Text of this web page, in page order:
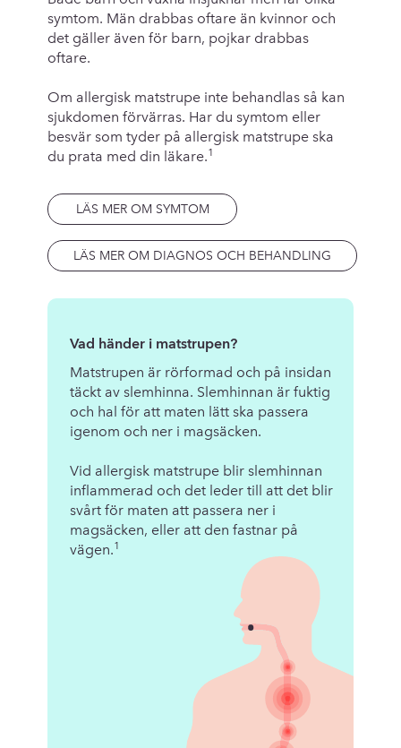
symtom. Män drabbas oftare än kvinnor och
det gäller även för barn, pojkar drabbas
oftare.
Om allergisk matstrupe inte behandlas så kan
sjukdomen förvärras. Har du symtom eller
besvär som tyder på allergisk matstrupe ska
du prata med din läkare.1
LÄS MER OM SYMTOM
LÄS MER OM DIAGNOS OCH BEHANDLING
Vad händer i matstrupen?
Matstrupen är rörformad och på insidan
täckt av slemhinna. Slemhinnan är fuktig
och hal för att maten lätt ska passera
igenom och ner i magsäcken.
Vid allergisk matstrupe blir slemhinnan
inflammerad och det leder till att det blir
svårt för maten att passera ner i
magsäcken, eller att den fastnar på
vägen.1